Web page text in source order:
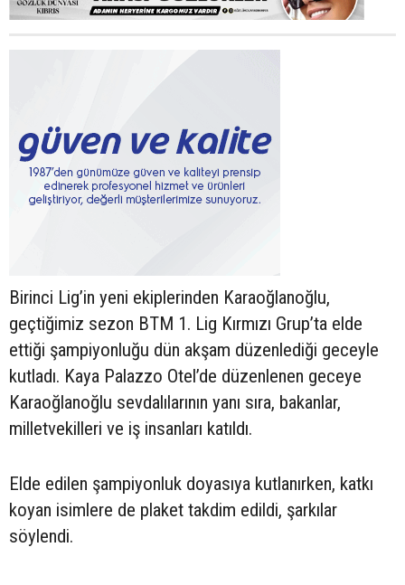
Birinci Lig’in yeni ekiplerinden Karaoğlanoğlu,
geçtiğimiz sezon BTM 1. Lig Kırmızı Grup’ta elde
ettiği şampiyonluğu dün akşam düzenlediği geceyle
kutladı. Kaya Palazzo Otel’de düzenlenen geceye
Karaoğlanoğlu sevdalılarının yanı sıra, bakanlar,
milletvekilleri ve iş insanları katıldı.
Elde edilen şampiyonluk doyasıya kutlanırken, katkı
koyan isimlere de plaket takdim edildi, şarkılar
söylendi.